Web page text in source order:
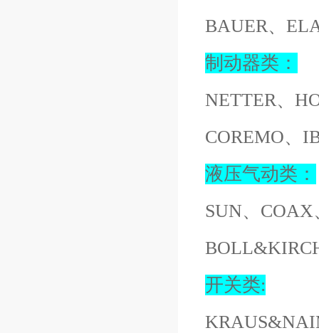
BAUER、
制动器类：
NETTER、
COREMO、
液压气动类：
SUN、
开关类: